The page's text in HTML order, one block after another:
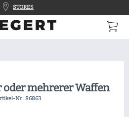
STORES
mehrerer Waffen
Nr.:86863